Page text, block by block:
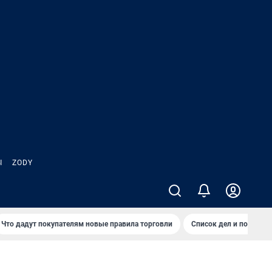
ZODY
Что дадут покупателям новые правила торговли Список дел и покупок